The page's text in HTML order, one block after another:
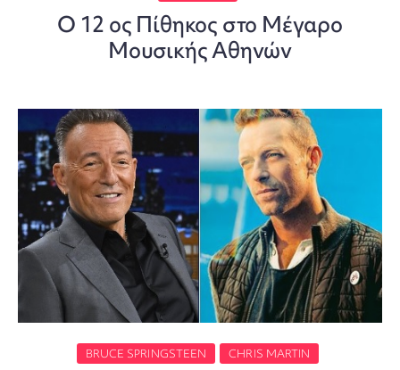
O 12 ος Πίθηκος στο Μέγαρο
Μουσικής Αθηνών
BRUCE SPRINGSTEEN CHRIS MARTIN